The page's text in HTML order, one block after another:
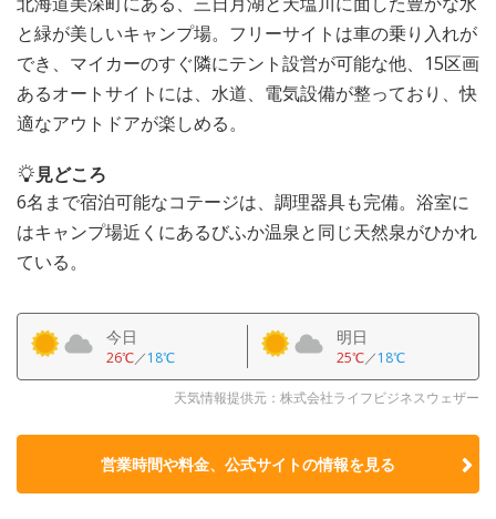
と緑が美しいキャンプ場。フリーサイトは車の乗り入れが
でき、マイカーのすぐ隣にテント設営が可能な他、15区画
あるオートサイトには、水道、電気設備が整っており、快
適なアウトドアが楽しめる。
見どころ
6名まで宿泊可能なコテージは、調理器具も完備。浴室に
はキャンプ場近くにあるびふか温泉と同じ天然泉がひかれ
ている。
今日
26℃／18℃
明日
25℃／18℃
天気情報提供元：株式会社ライフビジネスウェザー
営業時間や料金、公式サイトの情報を見る